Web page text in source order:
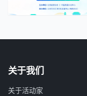
关于我们
关于活动家